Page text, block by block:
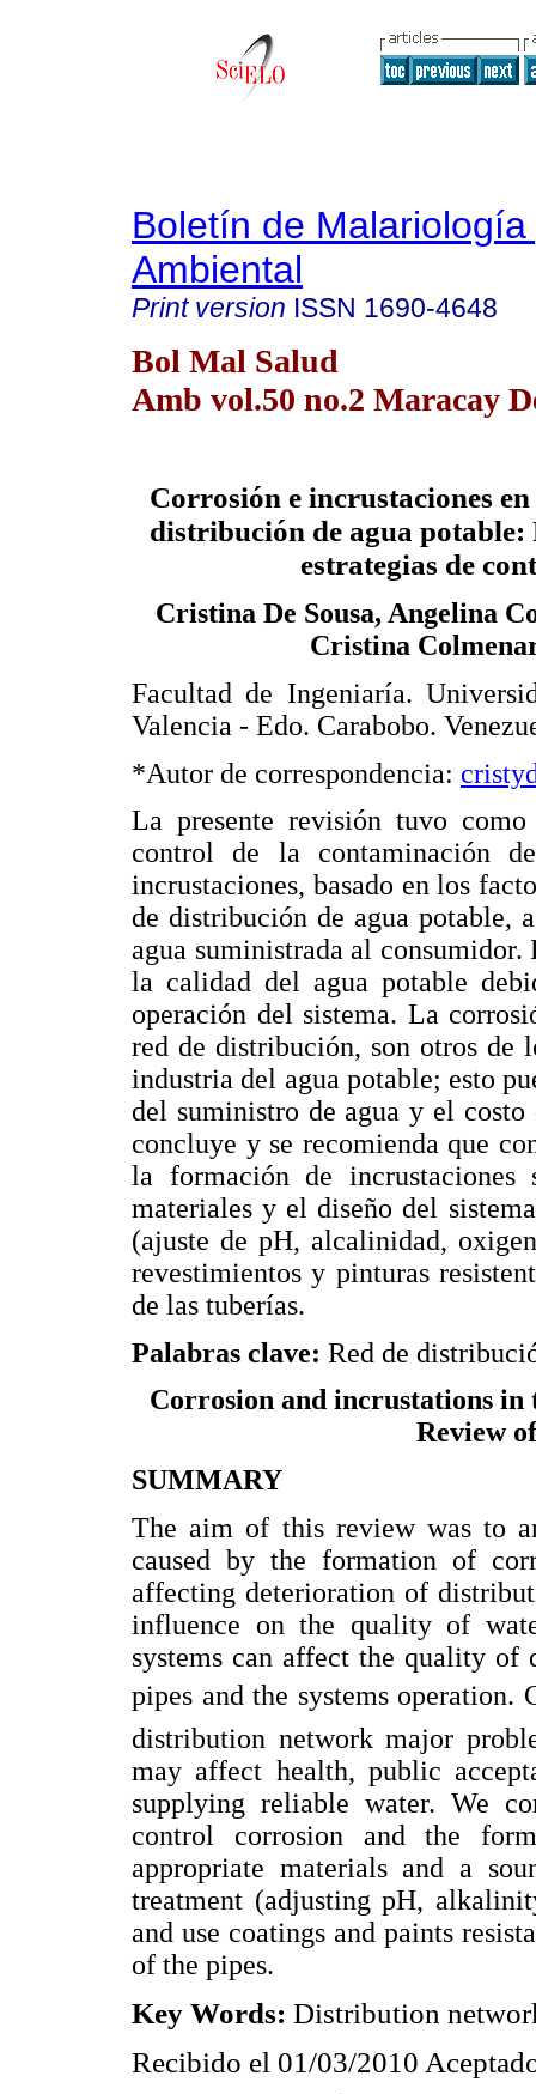
Boletín de
Ambiental
Print version ISSN 1690-4648
Bol Mal Salud
Amb vol.50 no.2 Maracay
Corrosión e incrustaciones en
distribución de agua potable:
estrategias de
Cristina De Sousa, Angelina
Cristina
Facultad de Ingeniaría.
Valencia - Edo. Carabobo.
*Autor de correspondencia:
La presente revisión tuvo
control de la contaminación
incrustaciones, basado en los
de distribución de agua potable,
agua suministrada al
la calidad del agua potable
operación del sistema. La
red de distribución, son otros de
industria del agua potable; esto
del suministro de agua y el
concluye y se recomienda que
la formación de incrustaciones
materiales y el diseño del
(ajuste de pH, alcalinidad,
revestimientos y pinturas
de las tuberías.
Palabras clave: Red de
Corrosion and incrustations
Review
SUMMARY
The aim of this review was to
caused by the formation of
affecting deterioration of
influence on the quality of
systems can affect the quality
pipes and the systems
distribution network major
may affect health, public
supplying reliable water. We
control corrosion and the
appropriate materials and a
treatment (adjusting pH,
and use coatings and paints
of the pipes.
Key Words: Distribution
Recibido el 01/03/2010